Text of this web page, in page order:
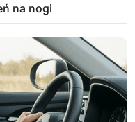
na nogi